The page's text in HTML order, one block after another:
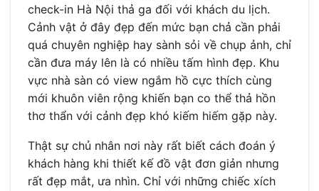
check-in Hà Nội thả ga đối với khách du lịch.
Cảnh vật ở đây đẹp đến mức bạn chả cần phải
quá chuyên nghiệp hay sành sỏi về chụp ảnh, chỉ
cần đưa máy lên là có nhiều tấm hình đẹp. Khu
vực nhà sàn có view ngắm hồ cực thích cùng
mới khuôn viên rộng khiến bạn co thể thả hồn
thơ thẩn với cảnh đẹp khó kiếm hiếm gặp này.
Thật sự chủ nhân nơi này rất biết cách đoán ý
khách hàng khi thiết kế đồ vật đơn giản nhưng
rất đẹp mắt, ưa nhìn. Chỉ với những chiếc xích